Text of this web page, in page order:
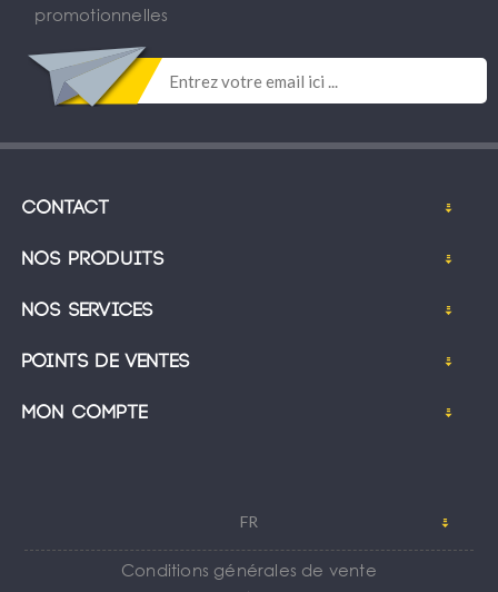
promotionnelles
Contact
Nos produits
Nos services
Points de ventes
Mon compte
FR
Conditions générales de vente